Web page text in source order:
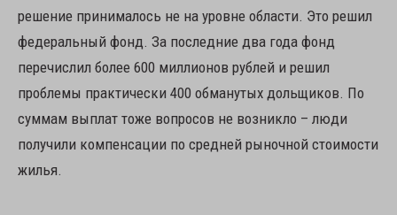
решение принималось не на уровне области. Это решил
федеральный фонд. За последние два года фонд
перечислил более 600 миллионов рублей и решил
проблемы практически 400 обманутых дольщиков. По
суммам выплат тоже вопросов не возникло – люди
получили компенсации по средней рыночной стоимости
жилья.